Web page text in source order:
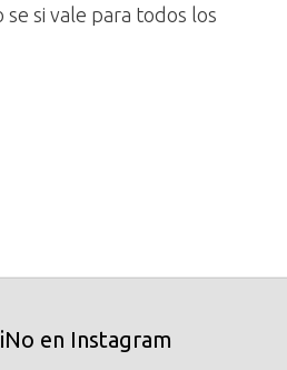
si vale para todos los
en Instagram